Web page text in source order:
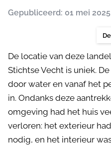
Gepubliceerd: 01 mei 2025
De locatie van deze
Stichtse Vecht is uniek.
door water en vanaf het
in. Ondanks deze
omgeving had het huis
verloren: het exterieur
nodig, en het interieur